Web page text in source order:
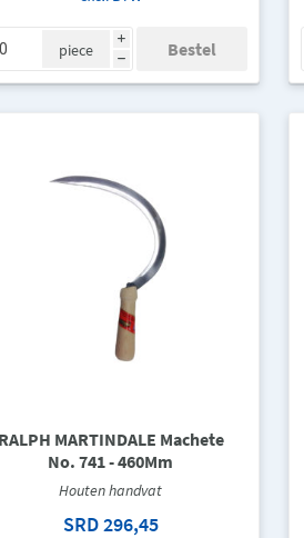
i
h
piece
RALPH MARTINDALE Machete
No. 741 - 460Mm
Houten handvat
SRD 296,45